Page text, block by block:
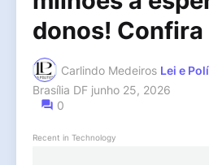
donos! Confira
Carlindo Medeiros Lei e
Brasília DF junho 25, 2026
0
Recent in Technology